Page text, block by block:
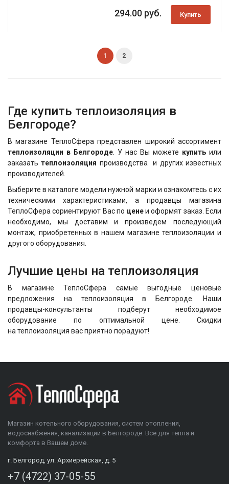
294.00 руб. Купить
1 2
Где купить теплоизоляция в
Белгороде?
В магазине ТеплоСфера представлен широкий ассортимент
теплоизоляции в Белгороде . У нас Вы можете купить или
заказатьтеплоизоляция производства и других известных
производителей.
Выберите в каталоге модели нужной марки и ознакомтесь с их
техническими характеристиками, а продавцы магазина
ТеплоСфера сориентируют Вас по ценеи оформят заказ. Если
необходимо, мы доставим и произведем последующий
монтаж, приобретенных в нашем магазине теплоизоляции и
другого оборудования.
Лучшие цены на теплоизоляция
В магазине ТеплоСфера самые выгодные ценовые
предложения на теплоизоляция в Белгороде. Наши
продавцы-консультанты подберут необходимое
оборудование по оптимальной цене. Скидки
на теплоизоляция вас приятно порадуют!
Магазин котельного оборудования, систем отопления,
водоснабжения, канализации в Белгороде. Все для тепла и
комфорта в Вашем доме.
г. Белгород, ул. Архиерейская, д. 5
+7 (4722) 37-05-55